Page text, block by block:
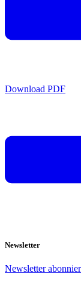
Download PDF
Newsletter
Newsletter